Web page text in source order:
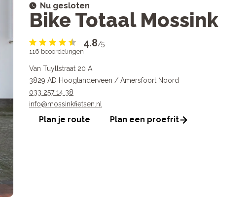
Nu gesloten
Bike Totaal Mossink
4.8/5
116 beoordelingen
Van Tuyllstraat 20 A
3829 AD Hooglanderveen / Amersfoort Noord
033 257 14 38
info@mossinkfietsen.nl
Plan je route Plan een proefrit